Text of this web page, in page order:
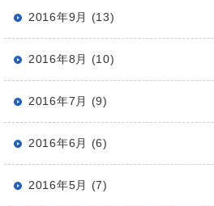
2016年9月 (13)
2016年8月 (10)
2016年7月 (9)
2016年6月 (6)
2016年5月 (7)